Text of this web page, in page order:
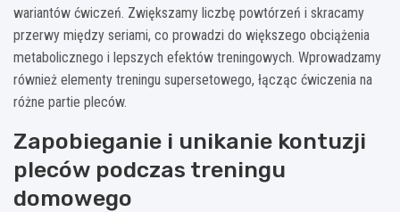
wariantów ćwiczeń. Zwiększamy liczbę powtórzeń i skracamy
przerwy między seriami, co prowadzi do większego obciążenia
metabolicznego i lepszych efektów treningowych. Wprowadzamy
również elementy treningu supersetowego, łącząc ćwiczenia na
różne partie pleców.
Zapobieganie i unikanie kontuzji
pleców podczas treningu
domowego